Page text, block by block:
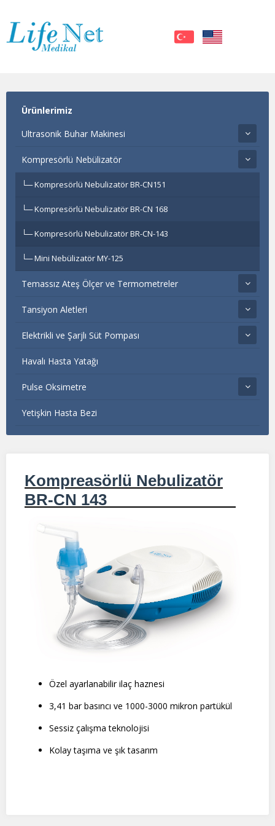
Ürünlerimiz
Ultrasonik Buhar Makinesi
Kompresörlü Nebülizatör
Kompresörlü Nebulizatör BR-CN151
Kompresörlü Nebulizatör BR-CN 168
Kompresörlü Nebulizatör BR-CN-143
Mini Nebülizatör MY-125
Temassız Ateş Ölçer ve Termometreler
Tansiyon Aletleri
Elektrikli ve Şarjlı Süt Pompası
Havalı Hasta Yatağı
Pulse Oksimetre
Yetişkin Hasta Bezi
Kompreasörlü Nebulizatör
BR-CN 143
Özel ayarlanabilir ilaç haznesi
3,41 bar basıncı ve 1000-3000 mikron partükül
Sessiz çalışma teknolojisi
Kolay taşıma ve şık tasarım